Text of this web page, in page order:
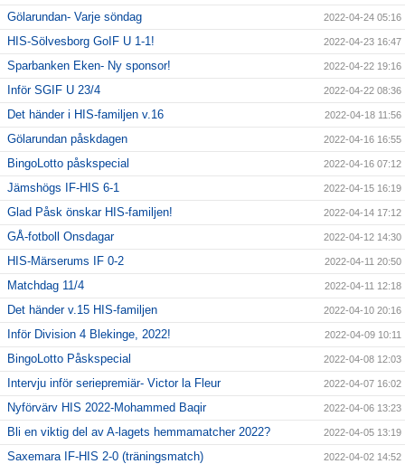
Gölarundan- Varje söndag 2022-04-24 05:16
HIS-Sölvesborg GoIF U 1-1! 2022-04-23 16:47
Sparbanken Eken- Ny sponsor! 2022-04-22 19:16
Inför SGIF U 23/4 2022-04-22 08:36
Det händer i HIS-familjen v.16 2022-04-18 11:56
Gölarundan påskdagen 2022-04-16 16:55
BingoLotto påskspecial 2022-04-16 07:12
Jämshögs IF-HIS 6-1 2022-04-15 16:19
Glad Påsk önskar HIS-familjen! 2022-04-14 17:12
GÅ-fotboll Onsdagar 2022-04-12 14:30
HIS-Märserums IF 0-2 2022-04-11 20:50
Matchdag 11/4 2022-04-11 12:18
Det händer v.15 HIS-familjen 2022-04-10 20:16
Inför Division 4 Blekinge, 2022! 2022-04-09 10:11
BingoLotto Påskspecial 2022-04-08 12:03
Intervju inför seriepremiär- Victor la Fleur 2022-04-07 16:02
Nyförvärv HIS 2022-Mohammed Baqir 2022-04-06 13:23
Bli en viktig del av A-lagets hemmamatcher 2022? 2022-04-05 13:19
Saxemara IF-HIS 2-0 (träningsmatch) 2022-04-02 14:52